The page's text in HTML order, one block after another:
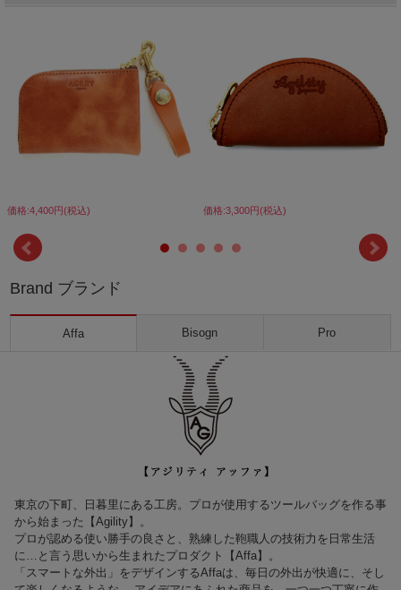
価格:4,400円(税込) 価格:3,300円(税込)
Brand ブランド
Affa Bisogn Pro
東京の下町、日暮里にある工房。プロが使用するツールバッグを作る事
から始まった【Agility】。
プロが認める使い勝手の良さと、熟練した鞄職人の技術力を日常生活
に…と言う思いから生まれたプロダクト【Affa】。
「スマートな外出」をデザインするAffaは、毎日の外出が快適に、そし